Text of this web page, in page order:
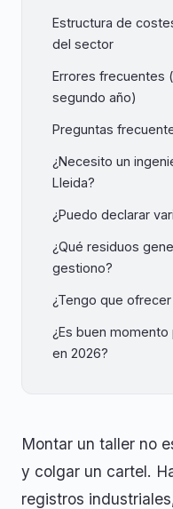
Estructura de
del sector
Errores frecuentes
segundo año)
Preguntas
¿Necesito un
Lleida?
¿Puedo declarar
¿Qué residuos
gestiono?
¿Tengo que
¿Es buen momento
en 2026?
Montar un taller no
y colgar un cartel.
registros